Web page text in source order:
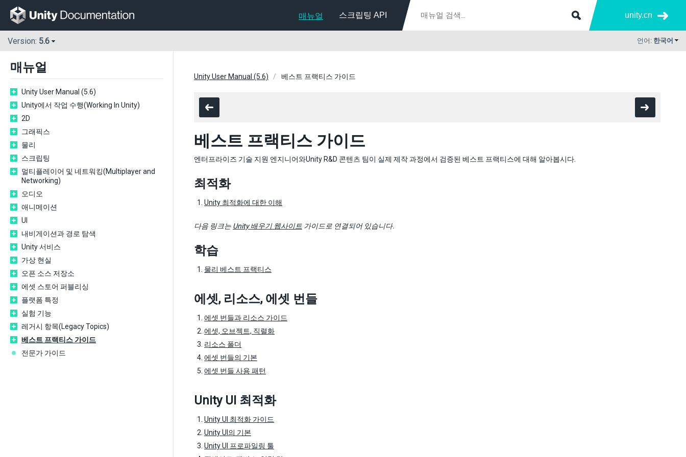
매뉴얼 스크립팅 API unity.cn
Version: 5.6 언어: 한국어
매뉴얼
Unity User Manual (5.6)
Unity에서 작업 수행(Working In Unity)
2D
그래픽스
물리
스크립팅
멀티플레이어 및 네트워킹(Multiplayer and
Networking)
오디오
애니메이션
UI
내비게이션과 경로 탐색
Unity 서비스
가상 현실
오픈 소스 저장소
에셋 스토어 퍼블리싱
플랫폼 특정
실험 기능
레거시 항목(Legacy Topics)
베스트 프랙티스 가이드
전문가 가이드
Unity User Manual (5.6) 베스트 프랙티스 가이드
베스트 프랙티스 가이드
엔터프라이즈 기술 지원 엔지니어와Unity R&D 콘텐츠 팀이 실제 제작 과정에서 검증된 베스트 프랙티스에 대해 알아봅시다.
최적화
Unity 최적화에 대한 이해
다음 링크는 Unity 배우기 웹사이트 가이드로 연결되어 있습니다.
학습
물리 베스트 프랙티스
에셋, 리소스, 에셋 번들
에셋 번들과 리소스 가이드
에셋, 오브젝트, 직렬화
리소스 폴더
에셋 번들의 기본
에셋 번들 사용 패턴
Unity UI 최적화
Unity UI 최적화 가이드
Unity UI의 기본
Unity UI 프로파일링 툴